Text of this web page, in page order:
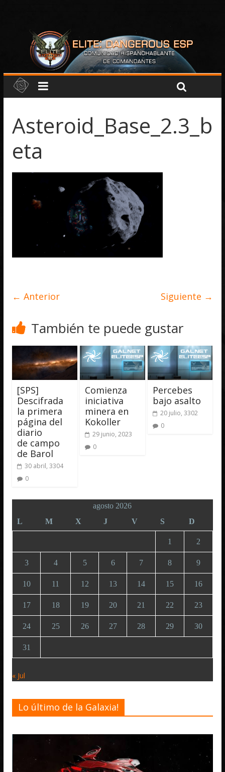
Asteroid_Base_2.3_b
eta
← Anterior Siguiente →
También te puede gustar
[SPS]
Descifrada
la primera
página del
diario
de campo
de Barol
30 abril, 3304
0
Comienza
iniciativa
minera en
Kokoller
29 junio, 2023
0
Percebes
bajo asalto
20 julio, 3302
0
agosto 2026
L
M X J V S D
1 2
3 4 5 6 7 8 9
10 11 12 13 14 15 16
17 18 19 20 21 22 23
24 25 26 27 28 29 30
31
« Jul
Lo último de la Galaxia!